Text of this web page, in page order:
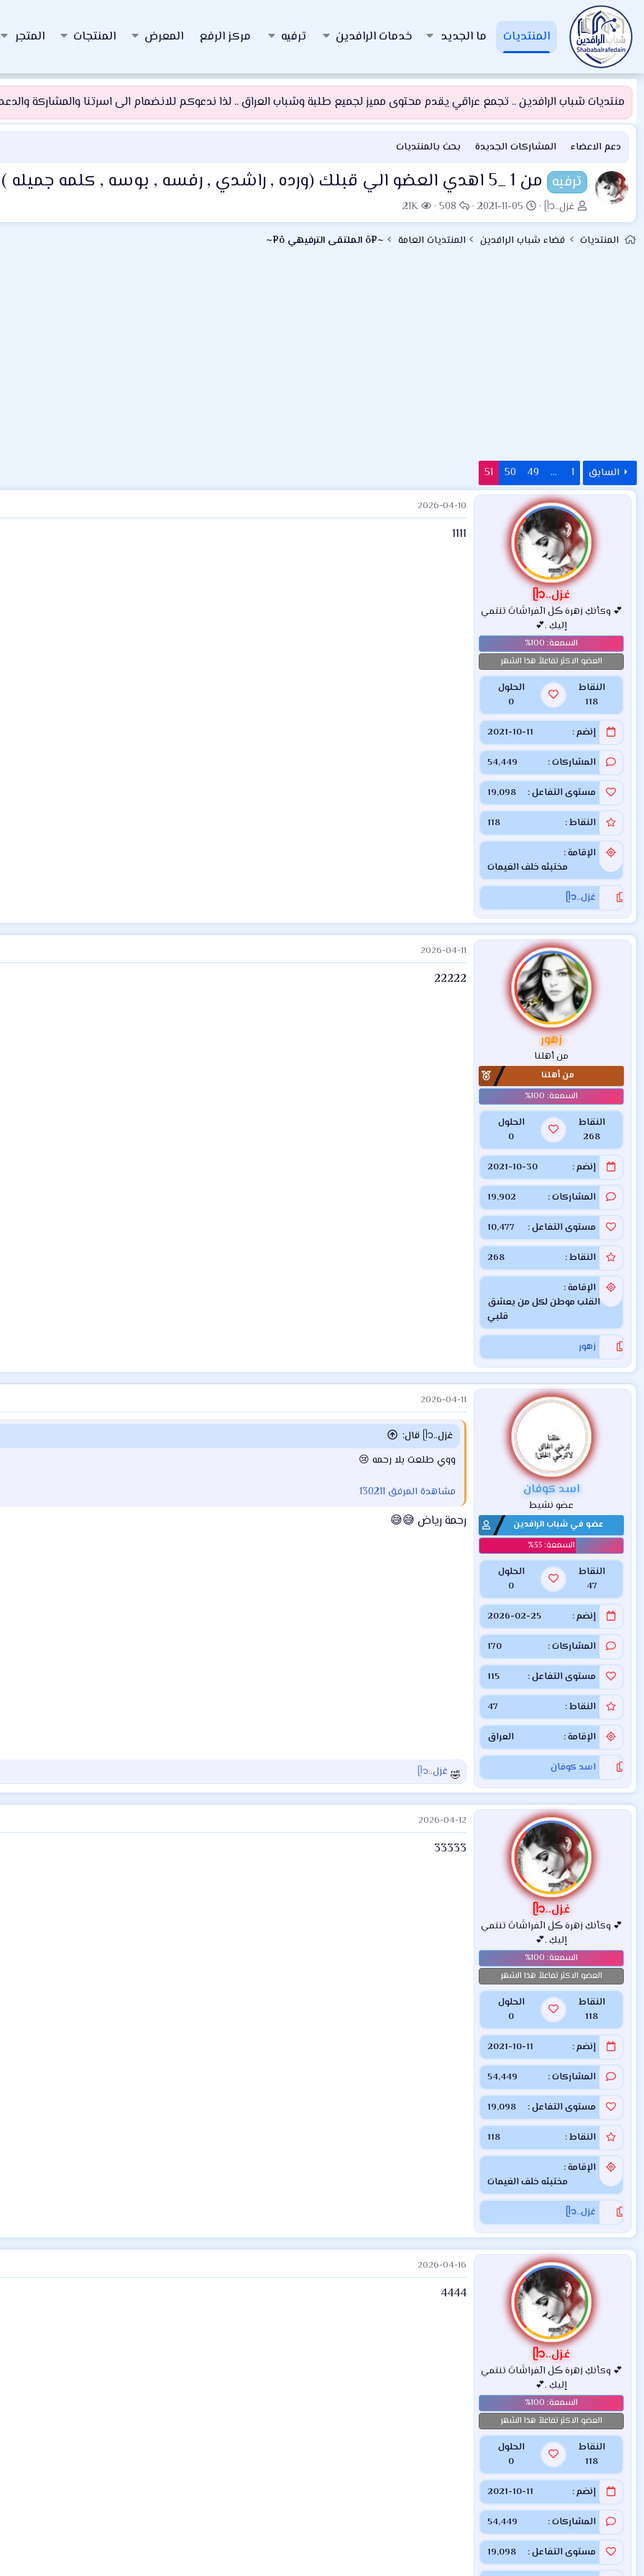
المنتديات ما الجديد خدمات الرافدين ترفيه مركز الرفع المعرض المنتجات المتجر
منتديات شباب الرافدين .. تجمع عراقي يقدم محتوى مميز لجميع طلبة وشباب العراق .. لذا ندعوكم للانضمام الى اسرتنا والمشاركة
دعم الاعضاء المشاركات الجديدة بحث بالمنتديات
ترفيه من 1 _5 اهدي العضو الي قبلك (ورده , راشدي , رفسه , بوسه , كلمه جميله ) .,
ب
ا
د
غزل..ᥫ᭡
ت
ا
ر
2021-11-05
ا
ل
ر
508
ا
ل
م
21K
المنتديات فضاء شباب الرافدين المنتديات العامة ~¤ô الملتقى الترفيهي ô¤~
السابق 1
…
49
50
51
غزل..ᥫ᭡
💕 وكأنكِ زهرهَ ڪلٰ الٓفراشَاتَ تنتمي
إليكِ .💕
العضو الاكثر تفاعلاً هذا الشهر
النقاط
118
الحلول
0
إنضم 2021-10-11
المشاركات 54,449
مستوى التفاعل 19,098
النقاط 118
الإقامة
مختبئه خلف الغيمات
غزل..ᥫ᭡
2026-04-10
1111
زهور
من أهلنا
من أهلنا
النقاط
268
الحلول
0
إنضم 2021-10-30
المشاركات 19,902
مستوى التفاعل 10,477
النقاط 268
الإقامة
القلب موطن لكل من يعشق
قلبي
زهور
2026-04-11
22222
اسد كوفان
عضو نشيط
عضو في شباب الرافدين
النقاط
47
الحلول
0
إنضم 2026-02-25
المشاركات 170
مستوى التفاعل 115
النقاط 47
الإقامة العراق
اسد كوفان
2026-04-11
غزل..ᥫ᭡ قال:
ووي طلعت بلا رحمه 😢
مشاهدة المرفق 130211
رحمة رياض 😅😅
ا
ل
ت
ف
ا
ع
غزل..ᥫ᭡
غزل..ᥫ᭡
💕 وكأنكِ زهرهَ ڪلٰ الٓفراشَاتَ تنتمي
إليكِ .💕
العضو الاكثر تفاعلاً هذا الشهر
النقاط
118
الحلول
0
إنضم 2021-10-11
المشاركات 54,449
مستوى التفاعل 19,098
النقاط 118
الإقامة
مختبئه خلف الغيمات
غزل..ᥫ᭡
2026-04-12
33333
غزل..ᥫ᭡
💕 وكأنكِ زهرهَ ڪلٰ الٓفراشَاتَ تنتمي
إليكِ .💕
العضو الاكثر تفاعلاً هذا الشهر
النقاط
118
الحلول
0
إنضم 2021-10-11
المشاركات 54,449
مستوى التفاعل 19,098
2026-04-16
4444